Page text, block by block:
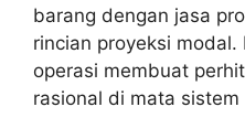
barang dengan jasa
rincian proyeksi
operasi membuat
rasional di mata sistem